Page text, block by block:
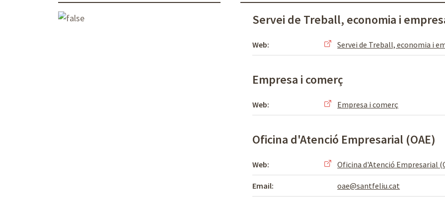
Servei de Treball, economia i
Web: Servei de Treball, economia i
Empresa i comerç
Web: Empresa i comerç
Oficina d'Atenció Empresarial (OAE)
Web: Oficina d'Atenció Empresarial
Email: oae@santfeliu.cat